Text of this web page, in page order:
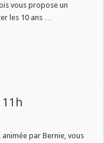
vous propose un
les 10 ans …
animée par Bernie, vous